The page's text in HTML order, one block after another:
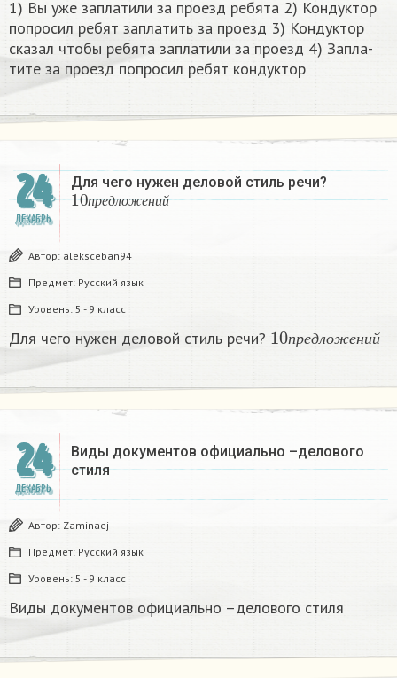
1) Вы уже за­пла­ти­ли за про­езд ре­бя­та 2) Кон­дук­тор
по­про­сил ребят за­пла­тить за про­езд 3) Кон­дук­тор
ска­зал чтобы ре­бя­та за­пла­ти­ли за про­езд 4) За­пла­
ти­те за про­езд по­про­сил ребят кон­дук­тор​
24
ДЕКАБРЬ
Для чего нужен деловой стиль речи?
пре дло жений
10п редложен ий
Автор: aleksceban94
Предмет: Русский язык
Уровень: 5 - 9 класс
Для чего нужен деловой стиль речи? пре дл о жен и й
10
24
ДЕКАБРЬ
Виды документов официально –делового
стиля
Автор: Zaminaej
Предмет: Русский язык
Уровень: 5 - 9 класс
Виды документов официально –делового стиля